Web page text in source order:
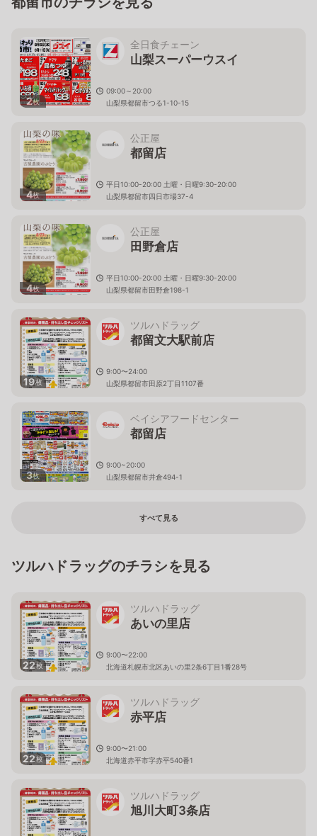
2枚
全日食チェーン
山梨スーパーウスイ
09:00～20:00
山梨県都留市つる1-10-15
4枚
公正屋
都留店
平日10:00-20:00 土曜・日曜9:30-20:00
山梨県都留市四日市場37-4
4枚
公正屋
田野倉店
平日10:00-20:00 土曜・日曜9:30-20:00
山梨県都留市田野倉198-1
19枚
ツルハドラッグ
都留文大駅前店
9:00〜24:00
山梨県都留市田原2丁目1107番
3枚
ベイシアフードセンター
都留店
9:00~20:00
山梨県都留市井倉494-1
すべて見る
ツルハドラッグのチラシを見る
22枚
ツルハドラッグ
あいの里店
9:00〜22:00
北海道札幌市北区あいの里2条6丁目1番28号
22枚
ツルハドラッグ
赤平店
9:00〜21:00
北海道赤平市字赤平540番1
ツルハドラッグ
旭川大町3条店